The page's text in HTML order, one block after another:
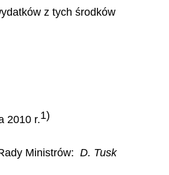
z tych środków
2010 r.1)
Ministrów: D. Tusk